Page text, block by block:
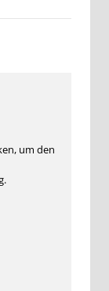
um den